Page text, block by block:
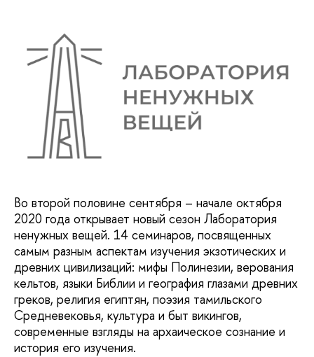
Во второй половине сентября – начале октября
2020 года открывает новый сезон Лаборатория
ненужных вещей. 14 семинаров, посвященных
самым разным аспектам изучения экзотических и
древних цивилизаций: мифы Полинезии, верования
кельтов, языки Библии и география глазами древних
греков, религия египтян, поэзия тамильского
Средневековья, культура и быт викингов,
современные взгляды на архаическое сознание и
история его изучения.